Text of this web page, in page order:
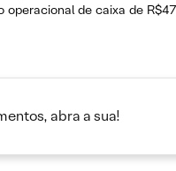
de caixa de
abra a sua!